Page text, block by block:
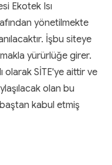
Ekotek Isı
yönetilmekte
İşbu siteye
yürürlüğe girer.
olarak SİTE'ye aittir ve
olan bu
baştan kabul etmiş